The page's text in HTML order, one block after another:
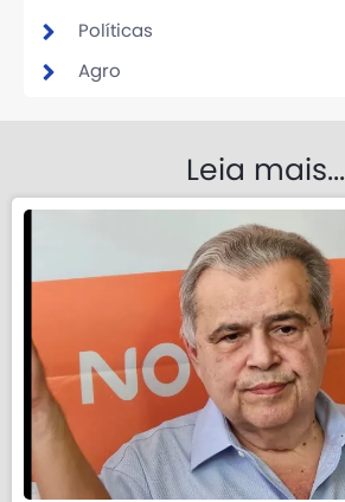
Políticas
Agro
Leia mais...